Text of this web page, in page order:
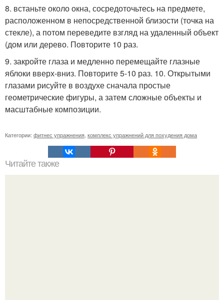
8. встаньте около окна, сосредоточьтесь на предмете,
расположенном в непосредственной близости (точка на
стекле), а потом переведите взгляд на удаленный объект
(дом или дерево. Повторите 10 раз.
9. закройте глаза и медленно перемещайте глазные
яблоки вверх-вниз. Повторите 5-10 раз. 10. Открытыми
глазами рисуйте в воздухе сначала простые
геометрические фигуры, а затем сложные объекты и
масштабные композиции.
Категории: фитнес упражнения комплекс упражнений для похудения дома
Читайте также